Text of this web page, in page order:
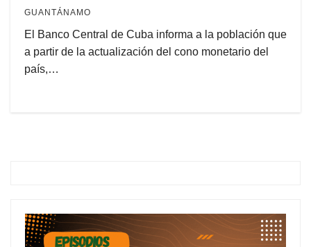
GUANTÁNAMO
El Banco Central de Cuba informa a la población que
a partir de la actualización del cono monetario del
país,…